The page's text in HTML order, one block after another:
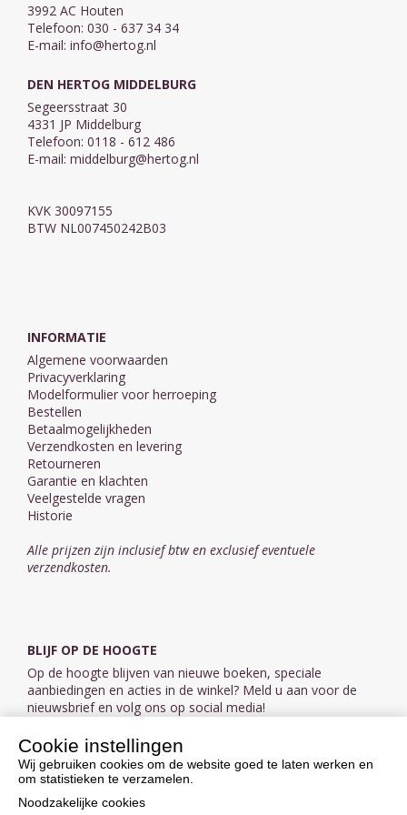
3992 AC Houten
Telefoon: 030 - 637 34 34
E-mail: info@hertog.nl
DEN HERTOG MIDDELBURG
Segeersstraat 30
4331 JP Middelburg
Telefoon: 0118 - 612 486
E-mail: middelburg@hertog.nl
KVK 30097155
BTW NL007450242B03
INFORMATIE
Algemene voorwaarden
Privacyverklaring
Modelformulier voor herroeping
Bestellen
Betaalmogelijkheden
Verzendkosten en levering
Retourneren
Garantie en klachten
Veelgestelde vragen
Historie
Alle prijzen zijn inclusief btw en exclusief eventuele
verzendkosten.
BLIJF OP DE HOOGTE
Op de hoogte blijven van nieuwe boeken, speciale
aanbiedingen en acties in de winkel? Meld u aan voor de
nieuwsbrief en volg ons op social media!
Aanmelden nieuwsbrief
VOLG ONS OP SOCIAL MEDIA
Cookie instellingen
Wij gebruiken cookies om de website goed te laten werken en
om statistieken te verzamelen.
Noodzakelijke cookies